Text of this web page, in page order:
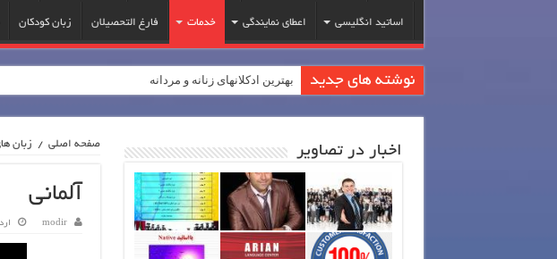
اساتید انگلیسی اعطای نمایندگی خدمات فارغ التحصیلان زبان کودکان
نوشته های جدید بهترین ادکلانهای زنانه و مردانه
صفحه اصلی / زبان
آلمانی
modir
اخبار در تصاویر